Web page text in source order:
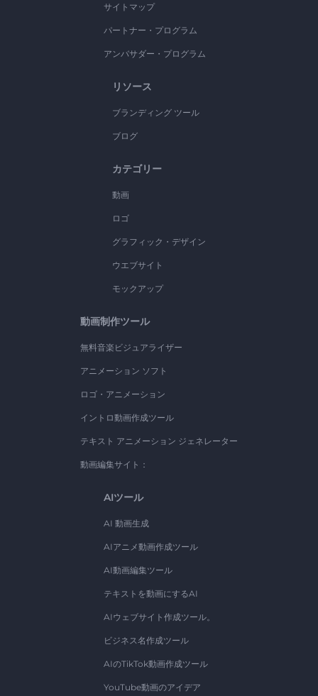
サイトマップ
パートナー・プログラム
アンバサダー・プログラム
リソース
ブランディング ツール
ブログ
カテゴリー
動画
ロゴ
グラフィック・デザイン
ウエブサイト
モックアップ
動画制作ツール
無料音楽ビジュアライザー
アニメーション ソフト
ロゴ・アニメーション
イントロ動画作成ツール
テキスト アニメーション ジェネレーター
動画編集サイト：
AIツール
AI 動画生成
AIアニメ動画作成ツール
AI動画編集ツール
テキストを動画にするAI
AIウェブサイト作成ツール。
ビジネス名作成ツール
AIのTikTok動画作成ツール
YouTube動画のアイデア